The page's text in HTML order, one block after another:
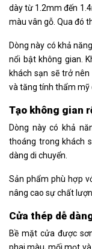
dày từ 1.2mm đến
màu vân gỗ. Qua đó
Dòng này có khả
nổi bật không gian.
khách sạn sẽ trở
và tăng tính thẩm mỹ
Tạo không gian
Dòng này có khả
thoáng trong khách
dàng di chuyển.
Sản phẩm phù hợp
nâng cao sự chất
Cửa thép dễ
Bề mặt cửa được